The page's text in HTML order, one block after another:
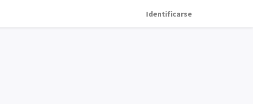
Identificarse